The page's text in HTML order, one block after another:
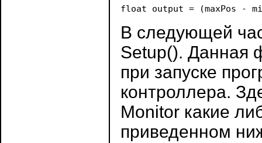
В следующей
Setup(). Данная
при запуске
контроллера.
Monitor какие
приведенном